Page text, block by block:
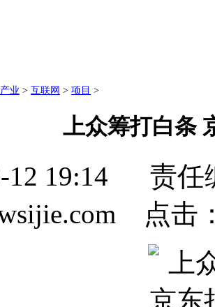
产业 > 互联网 > 项目 >
上众筹打白条
12 19:14 责
点击